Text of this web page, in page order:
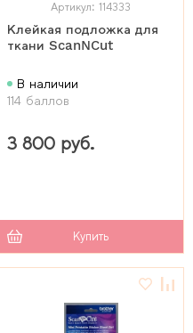
Артикул: 114333
Клейкая подложка для
ткани ScanNCut
В наличии
114 баллов
3 800 руб.
Купить